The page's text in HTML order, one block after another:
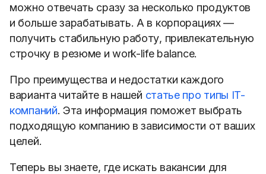
можно отвечать сразу за несколько продуктов
и больше зарабатывать. А в корпорациях —
получить стабильную работу, привлекательную
строчку в резюме и work-life balance.
Про преимущества и недостатки каждого
варианта читайте в нашей статье про типы IT-
компаний. Эта информация поможет выбрать
подходящую компанию в зависимости от ваших
целей.
Теперь вы знаете, где искать вакансии для